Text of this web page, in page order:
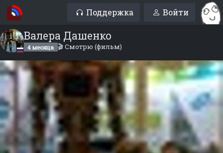
Поддержка Войти
Валера Дашенко
4 месяца 🎬 Смотрю (фильм)